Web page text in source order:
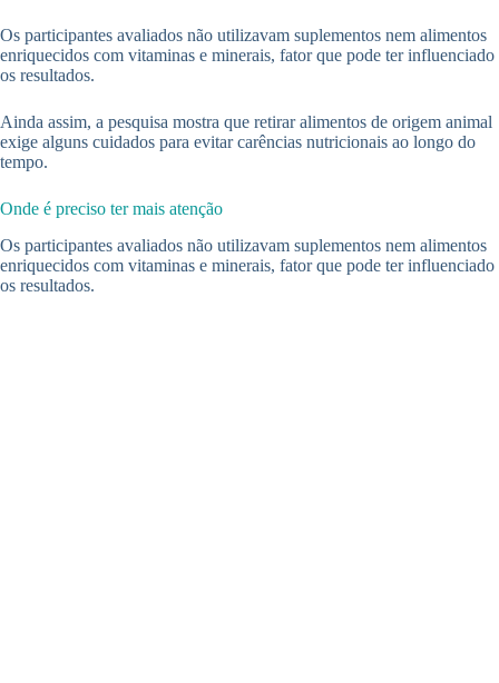
Os participantes avaliados não utilizavam suplementos nem alimentos
enriquecidos com vitaminas e minerais, fator que pode ter influenciado
os resultados.
Ainda assim, a pesquisa mostra que retirar alimentos de origem animal
exige alguns cuidados para evitar carências nutricionais ao longo do
tempo.
Onde é preciso ter mais atenção
Os participantes avaliados não utilizavam suplementos nem alimentos
enriquecidos com vitaminas e minerais, fator que pode ter influenciado
os resultados.